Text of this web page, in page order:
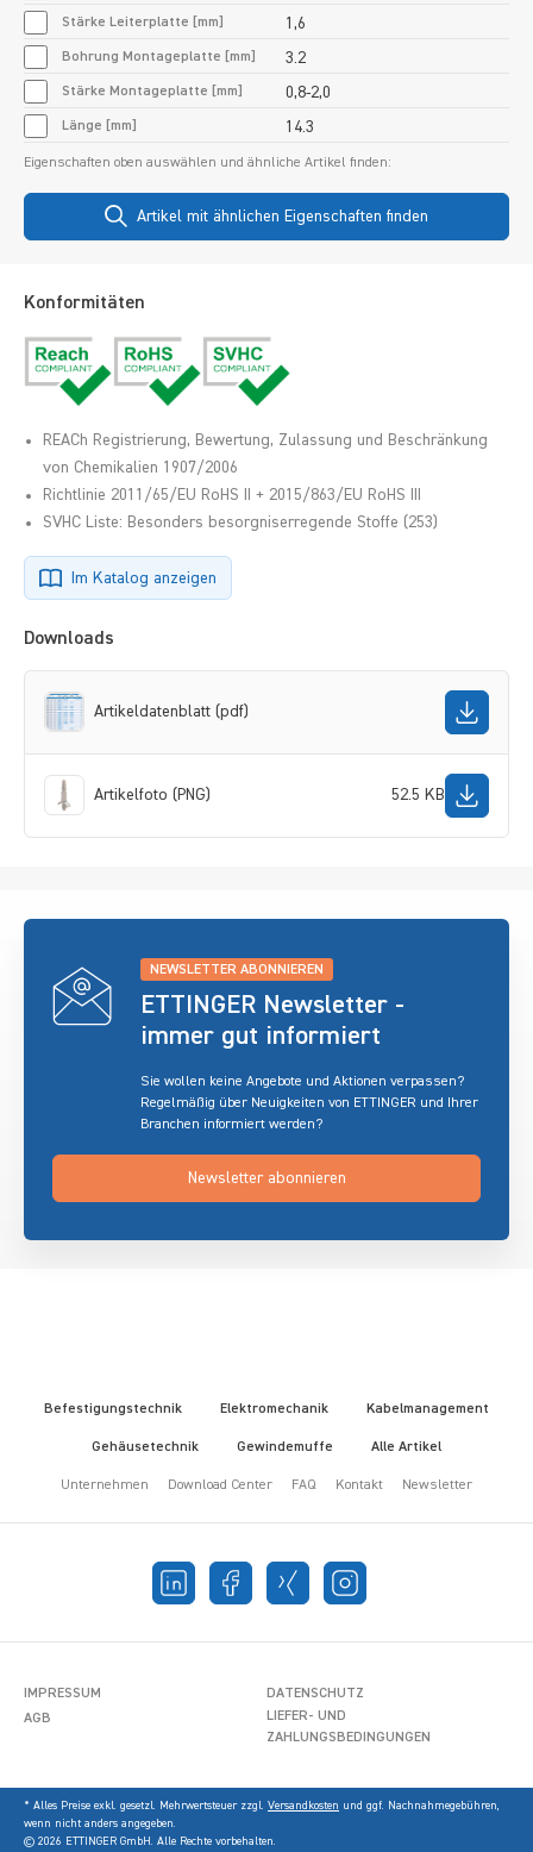
Stärke Leiterplatte [mm] 1,6
Bohrung Montageplatte [mm] 3.2
Stärke Montageplatte [mm] 0,8-2,0
Länge [mm] 14.3
Eigenschaften oben auswählen und ähnliche Artikel finden:
Artikel mit ähnlichen Eigenschaften finden
Konformitäten
REACh Registrierung, Bewertung, Zulassung und Beschränkung
von Chemikalien 1907/2006
Richtlinie 2011/65/EU RoHS II + 2015/863/EU RoHS III
SVHC Liste: Besonders besorgniserregende Stoffe (253)
Im Katalog anzeigen
Downloads
Artikeldatenblatt (pdf)
Artikelfoto (PNG) 52.5 KB
NEWSLETTER ABONNIEREN
ETTINGER Newsletter -
immer gut informiert
Sie wollen keine Angebote und Aktionen verpassen?
Regelmäßig über Neuigkeiten von ETTINGER und Ihrer
Branchen informiert werden?
Newsletter abonnieren
Befestigungstechnik Elektromechanik Kabelmanagement
Gehäusetechnik Gewindemuffe Alle Artikel
Unternehmen Download Center FAQ Kontakt Newsletter
IMPRESSUM
DATENSCHUTZ
AGB
LIEFER- UND
ZAHLUNGSBEDINGUNGEN
* Alles Preise exkl. gesetzl. Mehrwertsteuer zzgl. Versandkosten und ggf. Nachnahmegebühren,
wenn nicht anders angegeben.
© 2026 ETTINGER GmbH. Alle Rechte vorbehalten.